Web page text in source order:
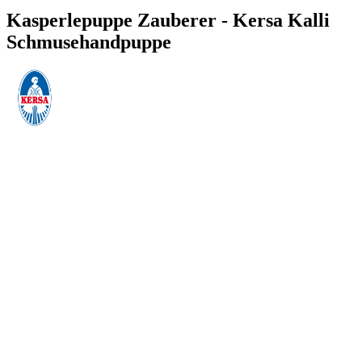
Kasperlepuppe Zauberer - Kersa Kalli
Schmusehandpuppe